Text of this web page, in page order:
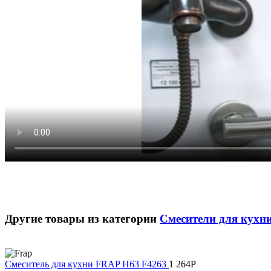
Другие товары из категории Смесители для
Смеситель для кухни FRAP H63 F4263 1 264Р